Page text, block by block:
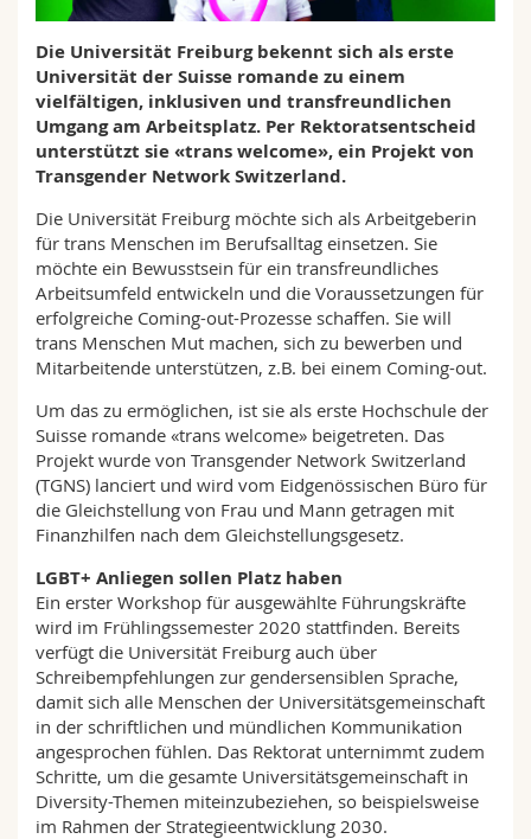
Math.-Nat. und Med. Fak.
Interfakultär
Mitarbeitende
Doktorierende
Webmail
Vorlesungsverzeichnis
MyUnifr
Die Universität Freiburg bekennt sich als erste
Universität der Suisse romande zu einem
vielfältigen, inklusiven und transfreundlichen
Umgang am Arbeitsplatz. Per Rektoratsentscheid
unterstützt sie «trans welcome», ein Projekt von
Transgender Network Switzerland.
Die Universität Freiburg möchte sich als Arbeitgeberin
für trans Menschen im Berufsalltag einsetzen. Sie
möchte ein Bewusstsein für ein transfreundliches
Arbeitsumfeld entwickeln und die Voraussetzungen für
erfolgreiche Coming-out-Prozesse schaffen. Sie will
trans Menschen Mut machen, sich zu bewerben und
Mitarbeitende unterstützen, z.B. bei einem Coming-out.
Um das zu ermöglichen, ist sie als erste Hochschule der
Suisse romande «trans welcome» beigetreten. Das
Projekt wurde von Transgender Network Switzerland
(TGNS) lanciert und wird vom Eidgenössischen Büro für
die Gleichstellung von Frau und Mann getragen mit
Finanzhilfen nach dem Gleichstellungsgesetz.
LGBT+ Anliegen sollen Platz haben
Ein erster Workshop für ausgewählte Führungskräfte
wird im Frühlingssemester 2020 stattfinden. Bereits
verfügt die Universität Freiburg auch über
Schreibempfehlungen zur gendersensiblen Sprache,
damit sich alle Menschen der Universitätsgemeinschaft
in der schriftlichen und mündlichen Kommunikation
angesprochen fühlen. Das Rektorat unternimmt zudem
Schritte, um die gesamte Universitätsgemeinschaft in
Diversity-Themen miteinzubeziehen, so beispielsweise
im Rahmen der Strategieentwicklung 2030.